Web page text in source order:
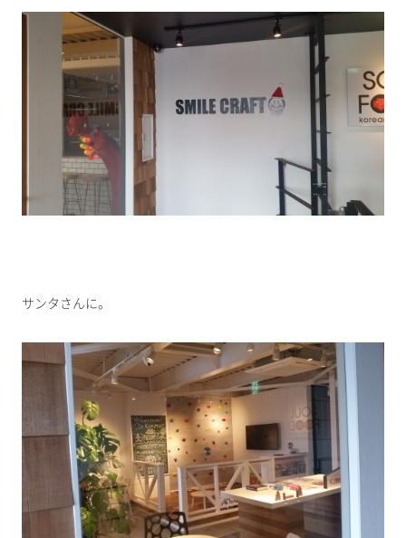
サンタさんに。